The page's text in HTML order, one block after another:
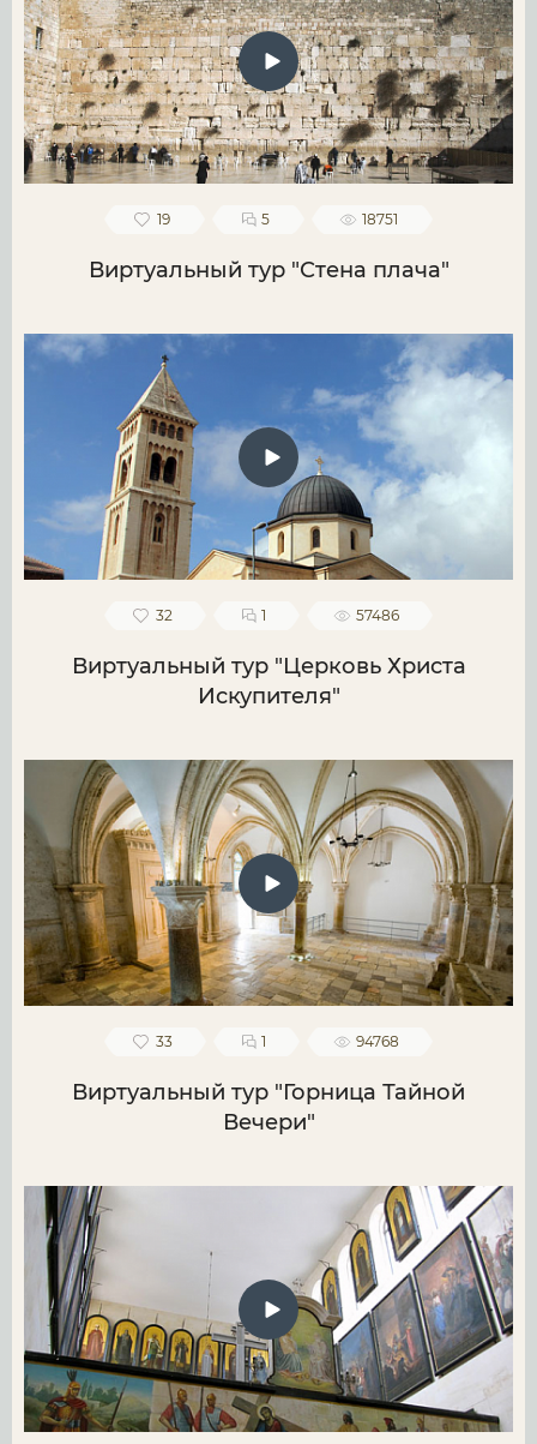
19 5 18751
Виртуальный тур "Стена плача"
32 1 57486
Виртуальный тур "Церковь Христа
Искупителя"
33 1 94768
Виртуальный тур "Горница Тайной
Вечери"